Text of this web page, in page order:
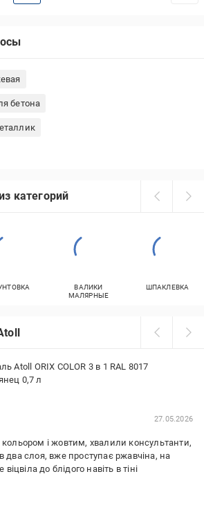
бетона
Feidalнаружных работ
3 литра
металла
дерева
наружных работ
металлу
категорий
ВАЛИКИ
МАЛЯРНЫЕ
ШПАКЛЕВКА
Atoll ORIX COLOR 3 в 1 RAL 8017
0,7 л
27.05.2026
і жовтим, хвалили консультанти,
два слоя, вже проступає ржавчіна, на
до блідого навіть в тіні